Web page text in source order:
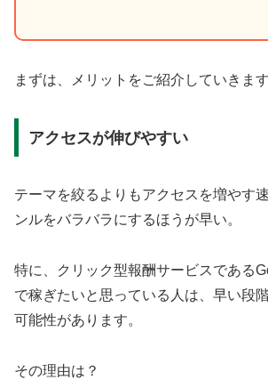
まずは、メリットをご紹介していきます
アクセスが伸びやすい
テーマを絞るよりもアクセスを増やす
ンルをバラバラにするほうが早い。
特に、クリック型報酬サービスである
で稼ぎたいと思っている人は、早い段
可能性があります。
その理由は？